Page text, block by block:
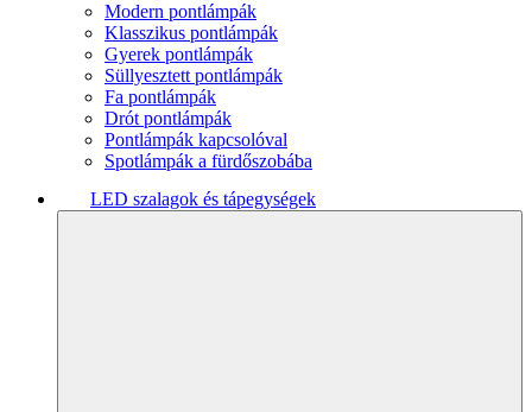
Modern pontlámpák
Klasszikus pontlámpák
Gyerek pontlámpák
Süllyesztett pontlámpák
Fa pontlámpák
Drót pontlámpák
Pontlámpák kapcsolóval
Spotlámpák a fürdőszobába
LED szalagok és tápegységek